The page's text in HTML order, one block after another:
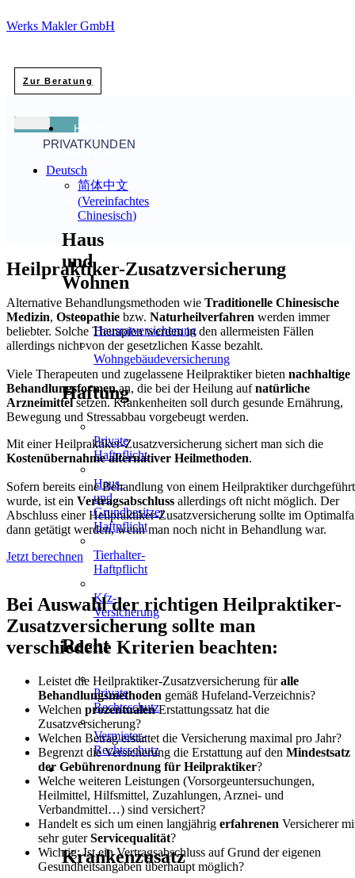
Werks Makler GmbH
Zur Beratung
HAUS,
HAFTUNG
&
RECHT
Haus
und
Wohnen
Hausratversicherung
Wohngebäudeversicherung
Haftung
Private
Haftpflicht
Haus-
und
Grundbesitzer
Haftpflicht
Tierhalter-
Haftpflicht
Kfz-
Versicherung
Recht
Private
Rechtsschutz
Vermieter-
Rechtsschutz
GESUNDHEIT
&
FREIZEIT
Krankenzusatz
PRIVATKUNDEN
Deutsch
简体中文
(Vereinfachtes
Chinesisch)
Heilpraktiker-Zusatzversicherung
Alternative Behandlungsmethoden wie Traditionelle Chinesische
Medizin, Osteopathie bzw. Naturheilverfahren werden immer
beliebter. Solche Therapien werden in den allermeisten Fällen
allerdings nicht von der gesetzlichen Kasse bezahlt.
Viele Therapeuten und zugelassene Heilpraktiker bieten nachhaltige
Behandlungsformenan, die bei der Heilung aufnatürliche
Arzneimittelsetzen. Krankenheiten soll durch gesunde Ernährung,
Bewegung und Stressabbau vorgebeugt werden.
Mit einer Heilpraktiker-Zusatzversicherung sichert man sich die
Kostenübernahme alternativer Heilmethoden.
Sofern bereits eine Behandlung von einem Heilpraktiker durchgeführt
wurde, ist ein Vertragsabschluss allerdings oft nicht möglich. Der
Abschluss einer Heilpraktiker-Zusatzversicherung sollte im
dann getätigt werden, wenn man noch nicht in Behandlung war.
Jetzt berechnen
Bei Auswahl der richtigen Heilpraktiker-
Zusatzversicherung sollte man
verschiedene Kriterien beachten:
Leistet die Heilpraktiker-Zusatzversicherung füralle
Behandlungsmethoden gemäß Hufeland-Verzeichnis?
Welchen prozentualenErstattungssatz hat die
Zusatzversicherung?
Welchen Betrag erstattet die Versicherung maximal pro Jahr?
Begrenzt die Versicherung die Erstattung auf den Mindestsatz
der Gebührenordnung für Heilpraktiker?
Welche weiteren Leistungen (Vorsorgeuntersuchungen,
Heilmittel, Hilfsmittel, Zuzahlungen, Arznei- und
Verbandmittel…) sind versichert?
Handelt es sich um einen langjährig erfahrenen Versicherer
sehr guterServicequalität?
Wichtig: Ist ein Vertragsabschluss auf Grund der eigenen
Gesundheitsangaben überhaupt möglich?